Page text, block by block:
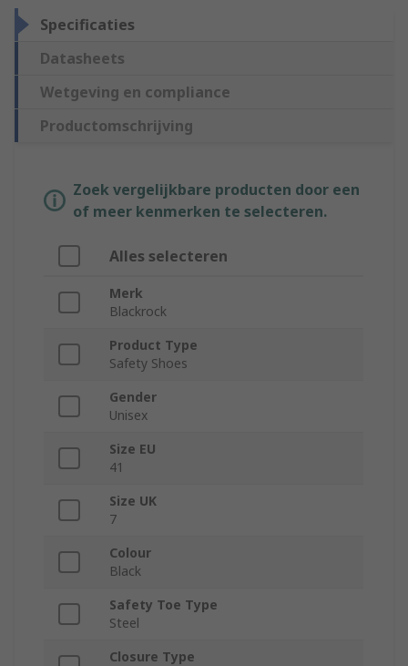
Specificaties
Datasheets
Wetgeving en compliance
Productomschrijving
Zoek vergelijkbare producten door een
of meer kenmerken te selecteren.
Alles selecteren
Merk
Blackrock
Product Type
Safety Shoes
Gender
Unisex
Size EU
41
Size UK
7
Colour
Black
Safety Toe Type
Steel
Closure Type